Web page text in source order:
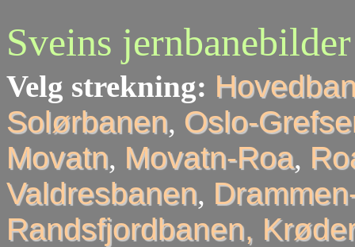
Sveins jernbanebilder
Velg strekning:
Solørbanen, Oslo-
Movatn, Movatn-Roa,
Valdresbanen,
Randsfjordbanen,